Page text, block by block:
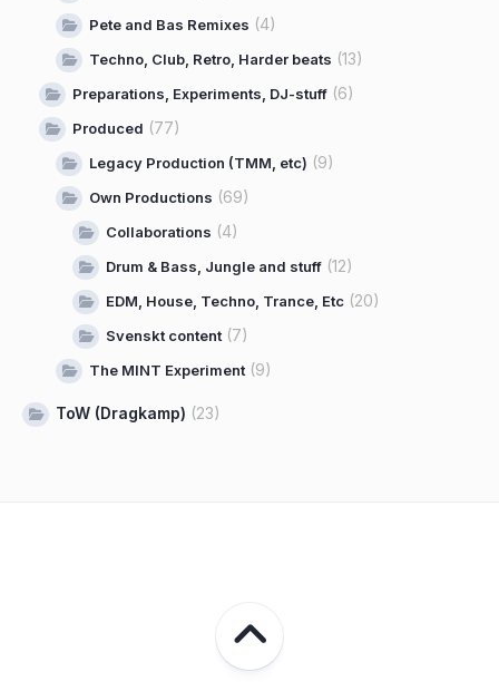
Pete and Bas Remixes (4)
Techno, Club, Retro, Harder beats (13)
Preparations, Experiments, DJ-stuff (6)
Produced (77)
Legacy Production (TMM, etc) (9)
Own Productions (69)
Collaborations (4)
Drum & Bass, Jungle and stuff (12)
EDM, House, Techno, Trance, Etc (20)
Svenskt content (7)
The MINT Experiment (9)
ToW (Dragkamp) (23)